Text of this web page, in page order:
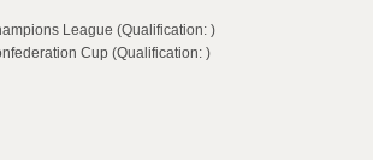
League (Qualification: )
Cup (Qualification: )